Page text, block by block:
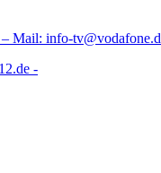
Mail: info-
-